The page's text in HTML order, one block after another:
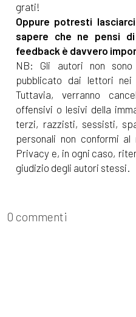
grati!
Oppure potresti
sapere che ne pensi
feedback è davvero
NB: Gli autori non
pubblicato dai lettori
Tuttavia, verranno
offensivi o lesivi della
terzi, razzisti, sessisti,
personali non conformi
Privacy e, in ogni caso,
giudizio degli autori stessi.
0 commenti